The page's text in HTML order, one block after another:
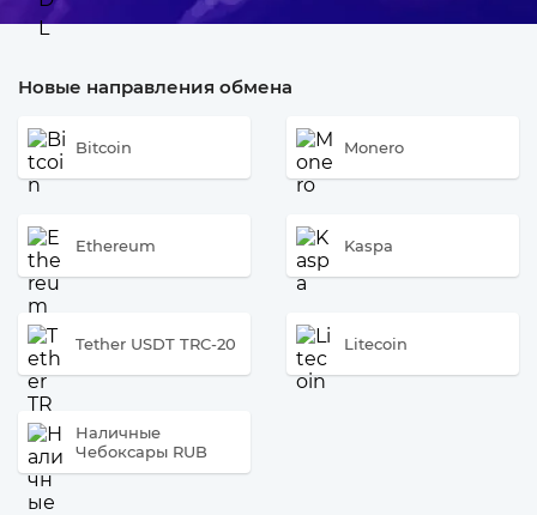
Новые направления обмена
Bitcoin Monero
Ethereum Kaspa
Tether USDT TRC-20 Litecoin
Наличные
Чебоксары RUB